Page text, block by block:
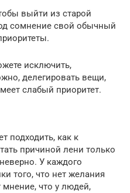
выйти из старой
сомнение свой обычный
исключить,
делегировать вещи,
слабый приоритет.
подходить, как к
причиной лени только
У каждого
того, что нет желания
мнение, что у людей,